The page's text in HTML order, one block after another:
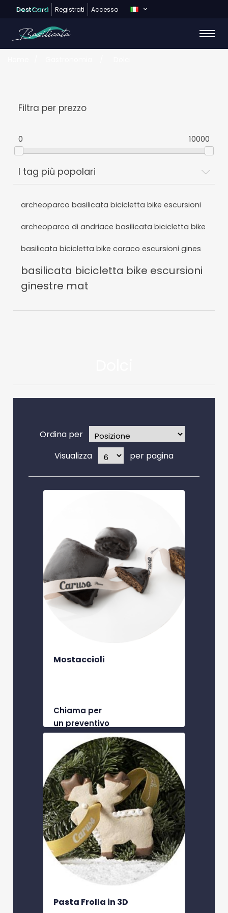
DestCard Registrati Accesso
Filtra per prezzo
0 10000
I tag più popolari
archeoparco basilicata bicicletta bike escursioni
archeoparco di andriace basilicata bicicletta bike
basilicata bicicletta bike caraco escursioni gines
basilicata bicicletta bike escursioni
ginestre mat
Ordina per
Visualizza
per pagina
Mostaccioli
Chiama per
un preventivo
Pasta Frolla in 3D